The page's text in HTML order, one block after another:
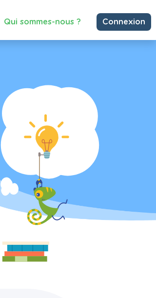
Qui sommes-nous ? Connexion